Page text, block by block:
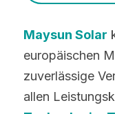
Maysun Solar
europäischen
zuverlässige
allen